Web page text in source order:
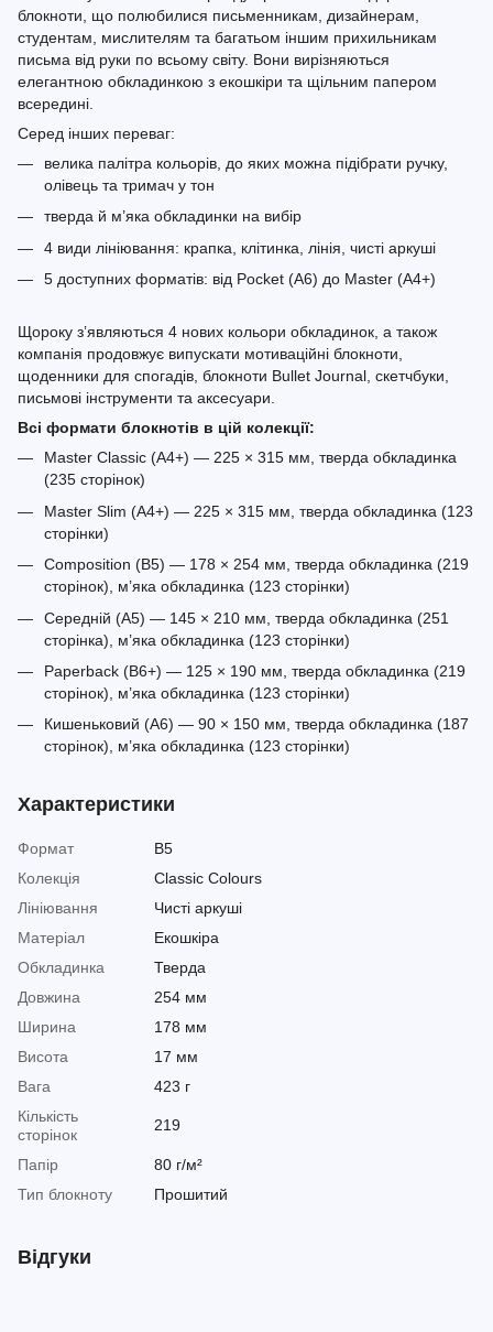
блокноти, що полюбилися письменникам, дизайнерам,
студентам, мислителям та багатьом іншим прихильникам
письма від руки по всьому світу. Вони вирізняються
елегантною обкладинкою з екошкіри та щільним папером
всередині.
Серед інших переваг:
велика палітра кольорів, до яких можна підібрати ручку,
олівець та тримач у тон
тверда й м’яка обкладинки на вибір
4 види лініювання: крапка, клітинка, лінія, чисті аркуші
5 доступних форматів: від Pocket (A6) до Master (A4+)
Щороку з’являються 4 нових кольори обкладинок, а також
компанія продовжує випускати мотиваційні блокноти,
щоденники для спогадів, блокноти Bullet Journal, скетчбуки,
письмові інструменти та аксесуари.
Всі формати блокнотів в цій колекції:
Master Classic (A4+) — 225 × 315 мм, тверда обкладинка
(235 сторінок)
Master Slim (A4+) — 225 × 315 мм, тверда обкладинка (123
сторінки)
Composition (B5) — 178 × 254 мм, тверда обкладинка (219
сторінок), м’яка обкладинка (123 сторінки)
Середній (A5) — 145 × 210 мм, тверда обкладинка (251
сторінка), м’яка обкладинка (123 сторінки)
Paperback (B6+) — 125 × 190 мм, тверда обкладинка (219
сторінок), м’яка обкладинка (123 сторінки)
Кишеньковий (A6) — 90 × 150 мм, тверда обкладинка (187
сторінок), м’яка обкладинка (123 сторінки)
Характеристики
Формат
B5
Колекція
Classic Colours
Лініювання
Чисті аркуші
Матеріал
Екошкіра
Обкладинка
Тверда
Довжина
254 мм
Ширина
178 мм
Висота
17 мм
Вага
423 г
Кількість
сторінок
219
Папір
80 г/м²
Тип блокноту
Прошитий
Відгуки